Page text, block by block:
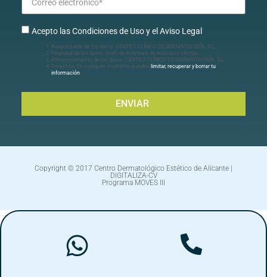
Acepto las Condiciones de Uso y el Aviso Legal
Responsable de los datos: CENTRO CLÍNICO DE DERMATOLOGÍA, S.L.
Finalidad de los datos: Envío de boletines de noticias y ofertas.
Almacenamiento de los datos: CENTRO CLÍNICO DE DERMATOLOGÍA, S.L.
Derechos: En cualquier momento puedes limitar, recuperar y borrar tu
información
ENVIAR
Copyright © 2017 Centro Dermatológico Estético de Alicante |
DIGITALIZA-CV
Programa MOVES III